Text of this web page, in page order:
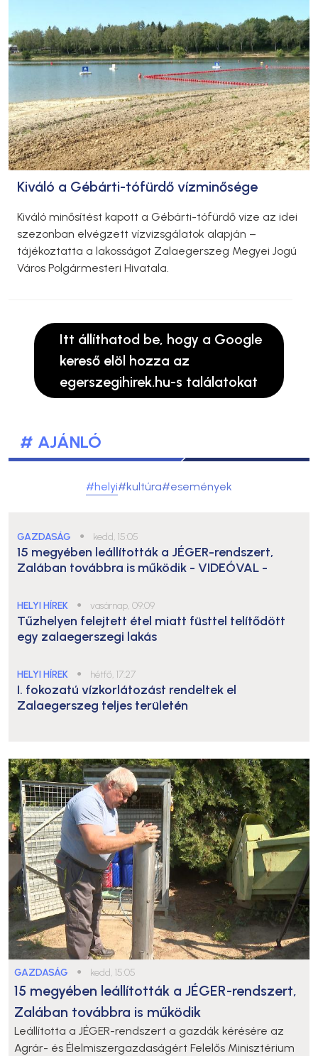
Kiváló a Gébárti-tófürdő vízminősége
Kiváló minősítést kapott a Gébárti-tófürdő vize az idei
szezonban elvégzett vízvizsgálatok alapján –
tájékoztatta a lakosságot Zalaegerszeg Megyei Jogú
Város Polgármesteri Hivatala.
Itt állíthatod be, hogy a Google
kereső elöl hozza az
egerszegihirek.hu-s találatokat
# AJÁNLÓ
#helyi#kultúra#események
GAZDASÁG ● kedd, 15:05
15 megyében leállították a JÉGER-rendszert,
Zalában továbbra is működik - VIDEÓVAL -
HELYI HÍREK ● vasárnap, 09:09
Tűzhelyen felejtett étel miatt füsttel telítődött
egy zalaegerszegi lakás
HELYI HÍREK ● hétfő, 17:27
I. fokozatú vízkorlátozást rendeltek el
Zalaegerszeg teljes területén
GAZDASÁG ● kedd, 15:05
15 megyében leállították a JÉGER-rendszert,
Zalában továbbra is működik
Leállította a JÉGER-rendszert a gazdák kérésére az
Agrár- és Élelmiszergazdaságért Felelős Minisztérium